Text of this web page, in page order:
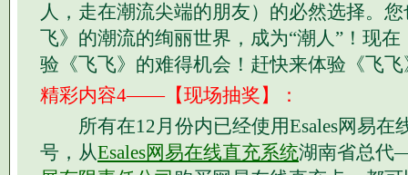
人，走在潮流尖端的朋友）的必然选择。
飞》的潮流的绚丽世界，成为“潮人”！现
验《飞飞》的难得机会！赶快来体验《飞
精彩内容4——【现场抽奖】：
所有在12月份内已经使用Esales网易在
号，从Esales网易在线直充系统湖南省总